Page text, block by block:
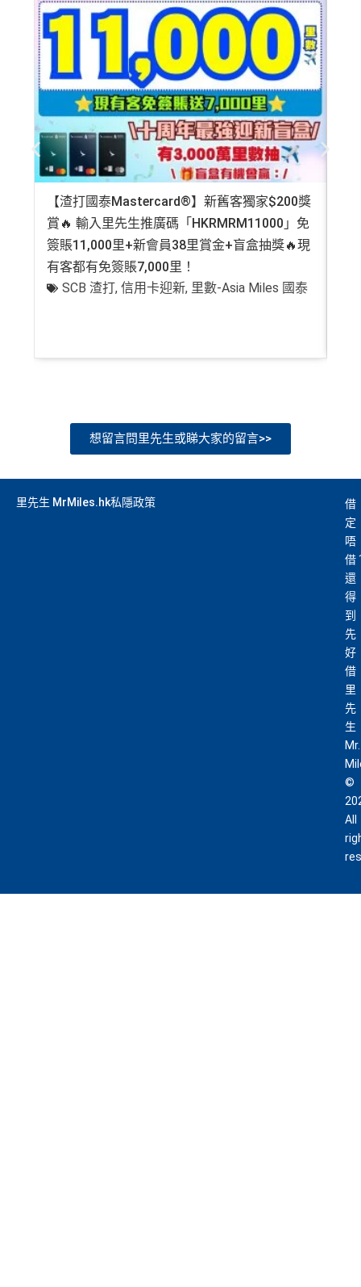
【渣打國泰Mastercard®】新舊客獨家$200獎
賞🔥 輸入里先生推廣碼「HKRMRM11000」免
簽賬11,000里+新會員38里賞金+盲盒抽獎🔥現
有客都有免簽賬7,000里！
SCB 渣打,信用卡迎新, 里數-Asia Miles 國泰
想留言問里先生或睇大家的留言>>
里先生 MrMiles.hk私隱政策
借
定
唔
借
還
得
到
先
好
借
里
先
生
Mr.
©
All